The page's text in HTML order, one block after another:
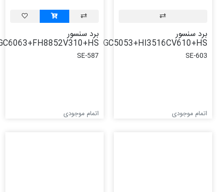
برد سنسور
GC5053+HI3516CV610+HS
SE-603
اتمام موجودی
برد سنسور
GC6063+FH8852V310+HS
SE-587
اتمام موجودی